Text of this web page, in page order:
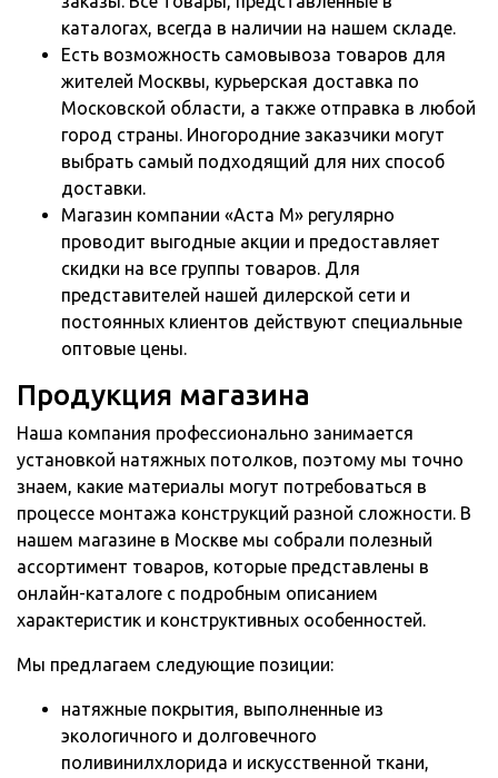
каталогах, всегда в наличии на нашем складе.
Есть возможность самовывоза товаров для
жителей Москвы, курьерская доставка по
Московской области, а также отправка в любой
город страны. Иногородние заказчики могут
выбрать самый подходящий для них способ
доставки.
Магазин компании «Аста М» регулярно
проводит выгодные акции и предоставляет
скидки на все группы товаров. Для
представителей нашей дилерской сети и
постоянных клиентов действуют специальные
оптовые цены.
Продукция магазина
Наша компания профессионально занимается
установкой натяжных потолков, поэтому мы точно
знаем, какие материалы могут потребоваться в
процессе монтажа конструкций разной сложности. В
нашем магазине в Москве мы собрали полезный
ассортимент товаров, которые представлены в
онлайн-каталоге с подробным описанием
характеристик и конструктивных особенностей.
Мы предлагаем следующие позиции:
натяжные покрытия, выполненные из
экологичного и долговечного
поливинилхлорида и искусственной ткани,